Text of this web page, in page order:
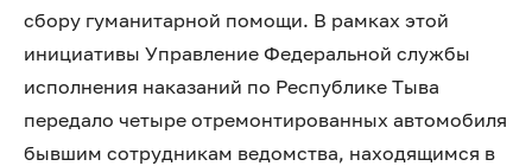
сбору гуманитарной помощи. В рамках этой
инициативы Управление Федеральной службы
исполнения наказаний по Республике Тыва
передало четыре отремонтированных автомобиля
бывшим сотрудникам ведомства, находящимся в